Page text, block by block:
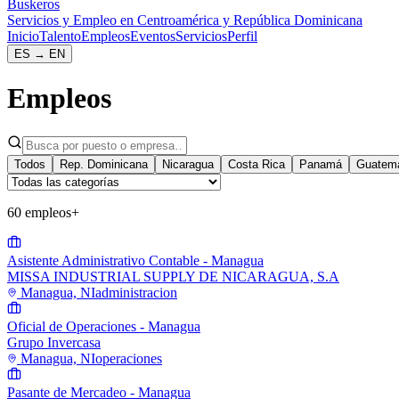
Buskeros
Servicios y Empleo en Centroamérica y República Dominicana
InicioTalentoEmpleosEventosServiciosPerfil
ES → EN
Empleos
Todos Rep. Dominicana Nicaragua Costa Rica Panamá
60 empleos+
Asistente Administrativo Contable - Managua
MISSA INDUSTRIAL SUPPLY DE NICARAGUA, S.A
Managua, NIadministracion
Oficial de Operaciones - Managua
Grupo Invercasa
Managua, NIoperaciones
Pasante de Mercadeo - Managua